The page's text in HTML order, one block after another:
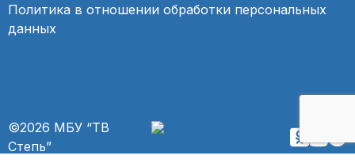
Политика в отношении обработки персональных
данных
©2026 МБУ “ТВ
Степь”